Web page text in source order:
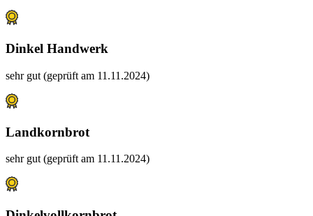
Dinkel Handwerk
sehr gut (geprüft am 11.11.2024)
Landkornbrot
sehr gut (geprüft am 11.11.2024)